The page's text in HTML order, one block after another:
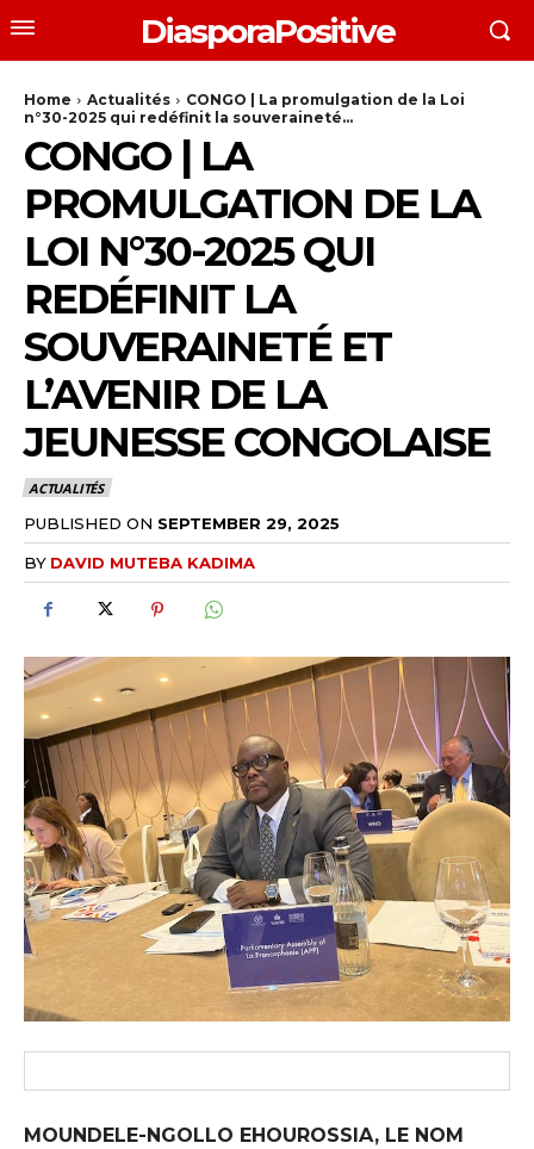
DiasporaPositive
Home Actualités
CONGO | La promulgation de la Loi
n°30-2025 qui redéfinit la souveraineté...
CONGO | LA
PROMULGATION DE LA
LOI N°30-2025 QUI
REDÉFINIT LA
SOUVERAINETÉ ET
L’AVENIR DE LA
JEUNESSE CONGOLAISE
ACTUALITÉS
PUBLISHED ON SEPTEMBER 29, 2025
BY DAVID MUTEBA KADIMA
MOUNDELE-NGOLLO EHOUROSSIA, LE NOM